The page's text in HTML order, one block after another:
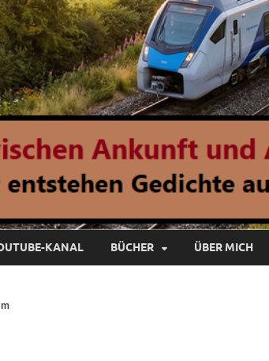
KANAL BÜCHER ÜBER MICH